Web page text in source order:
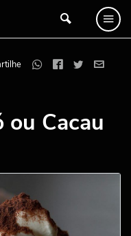
ou Cacau